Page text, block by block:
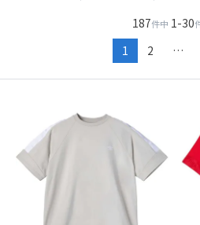
187件中 1-30
1 2 …